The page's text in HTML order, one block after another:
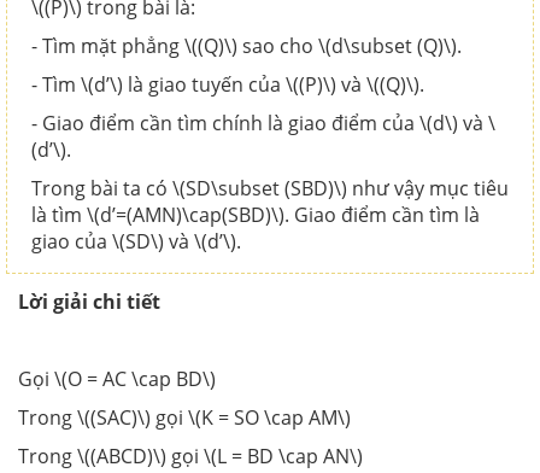
\((P)\) trong bài là:
- Tìm mặt phẳng \((Q)\) sao cho \(d\subset (Q)\).
- Tìm \(d’\) là giao tuyến của \((P)\) và \((Q)\).
- Giao điểm cần tìm chính là giao điểm của \(d\) và \
(d’\).
Trong bài ta có \(SD\subset (SBD)\) như vậy mục tiêu
là tìm \(d’=(AMN)\cap(SBD)\). Giao điểm cần tìm là
giao của \(SD\) và \(d’\).
Lời giải chi tiết
Gọi \(O = AC \cap BD\)
Trong \((SAC)\) gọi \(K = SO \cap AM\)
Trong \((ABCD)\) gọi \(L = BD \cap AN\)